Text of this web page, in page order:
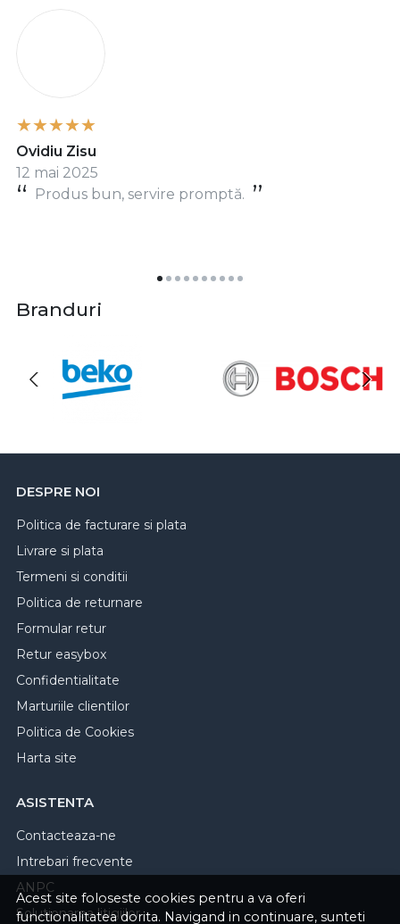
Acest site foloseste cookies pentru a va oferi
functionalitatea dorita. Navigand in continuare, sunteti
Produs bun, servire promptă.
Ovidiu Zisu
12 mai 2025
Branduri
DESPRE NOI
Politica de facturare si plata
Livrare si plata
Termeni si conditii
Politica de returnare
Formular retur
Retur easybox
Confidentialitate
Marturiile clientilor
Politica de Cookies
Harta site
ASISTENTA
Contacteaza-ne
Intrebari frecvente
ANPC
Solutionarea litigiilor